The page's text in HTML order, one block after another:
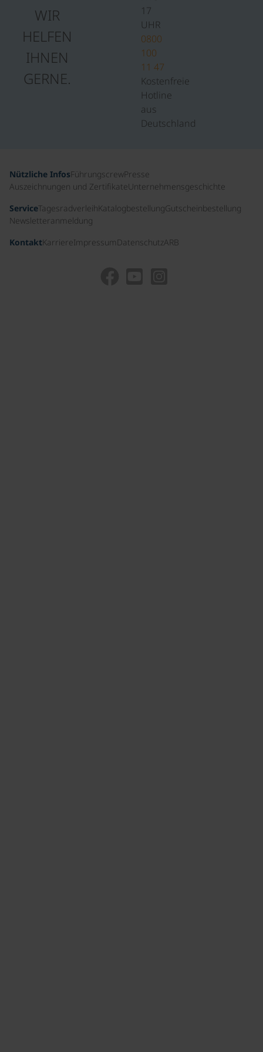
WIR
HELFEN
IHNEN
GERNE.
17
UHR
0800
100
11 47
Kostenfreie
Hotline
aus
Deutschland
Nützliche InfosFührungscrewPresse
Auszeichnungen und ZertifikateUnternehmensgeschichte
ServiceTagesradverleihKatalogbestellungGutscheinbestellung
Newsletteranmeldung
KontaktKarriereImpressum DatenschutzARB